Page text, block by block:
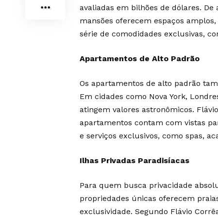
avaliadas em bilhões de dólares.
mansões oferecem espaços
série de comodidades exclusivas,
Apartamentos de Alto Padrão
Os apartamentos de alto padrão
Em cidades como Nova York,
atingem valores astronômicos.
apartamentos contam com vistas
e serviços exclusivos, como spas,
Ilhas Privadas Paradisíacas
Para quem busca privacidade
propriedades únicas oferecem
exclusividade. Segundo Flávio